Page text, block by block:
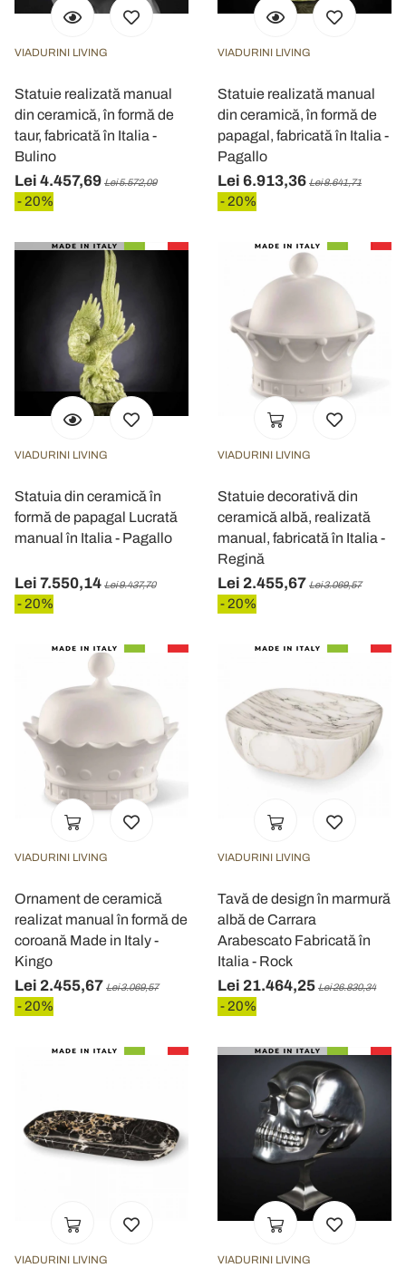
VIADURINI LIVING
Statuie realizată manual
din ceramică, în formă de
taur, fabricată în Italia -
Bulino
Lei 4.457,69 Lei 5.572,09
- 20%
VIADURINI LIVING
Statuie realizată manual
din ceramică, în formă de
papagal, fabricată în Italia -
Pagallo
Lei 6.913,36 Lei 8.641,71
- 20%
VIADURINI LIVING
Statuia din ceramică în
formă de papagal Lucrată
manual în Italia - Pagallo
Lei 7.550,14 Lei 9.437,70
- 20%
VIADURINI LIVING
Statuie decorativă din
ceramică albă, realizată
manual, fabricată în Italia -
Regină
Lei 2.455,67 Lei 3.069,57
- 20%
VIADURINI LIVING
Ornament de ceramică
realizat manual în formă de
coroană Made in Italy -
Kingo
Lei 2.455,67 Lei 3.069,57
- 20%
VIADURINI LIVING
Tavă de design în marmură
albă de Carrara
Arabescato Fabricată în
Italia - Rock
Lei 21.464,25 Lei 26.830,34
- 20%
VIADURINI LIVING VIADURINI LIVING